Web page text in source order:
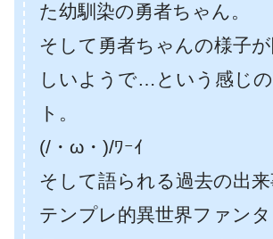
た幼馴染の勇者ちゃん。
そして勇者ちゃんの様子
しいようで…という感じ
ト。
(/・ω・)/ﾜｰｲ
そして語られる過去の出来
テンプレ的異世界ファン